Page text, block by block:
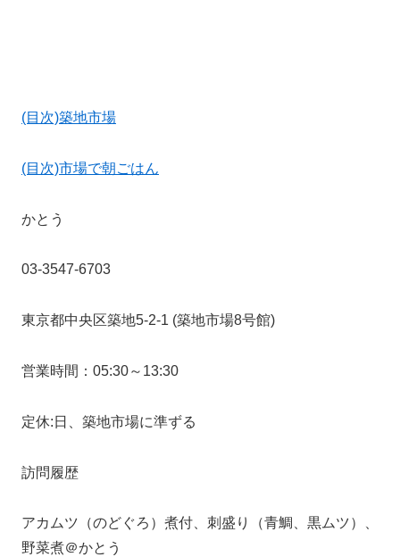
(目次)築地市場
(目次)市場で朝ごはん
かとう
03-3547-6703
東京都中央区築地5-2-1 (築地市場8号館)
営業時間：05:30～13:30
定休:日、築地市場に準ずる
訪問履歴
アカムツ（のどぐろ）煮付、刺盛り（青鯛、黒ムツ）、
野菜煮＠かとう